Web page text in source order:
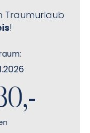
Traumurlaub
!